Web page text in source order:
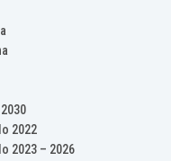
2022
2023 – 2026